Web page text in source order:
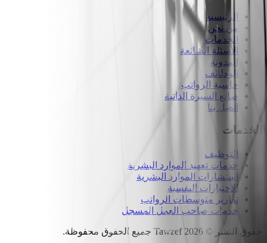
الرئيسية
من نحن
الخدمات
الأسئلة الشائعة
المدونة
الوظائف
حاسبة الرواتب
صانع السيرة الذاتية
اتصل بنا
الخدمات
التوظيف
خدمات تعهيد الموارد البشرية
استشارات الموارد البشرية
الاختبارات النفسية
تقارير متوسطات الرواتب
خدمات صاحب العمل المسجل
حقوق النشر ©
2026
Tawzef جميع الحقوق محفوظة.